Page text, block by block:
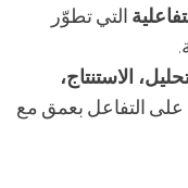
التي تطوّر
الاستنتاج،
على التفاعل بعمق مع